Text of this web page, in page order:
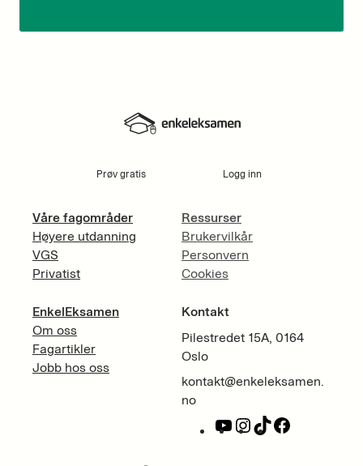
Prøv gratis Logg inn
Våre fagområder
Høyere utdanning
VGS
Privatist
EnkelEksamen
Om oss
Fagartikler
Jobb hos oss
Ressurser
Brukervilkår
Personvern
Cookies
Kontakt
Pilestredet 15A, 0164
Oslo
kontakt@enkeleksamen.
no
Y
I
T